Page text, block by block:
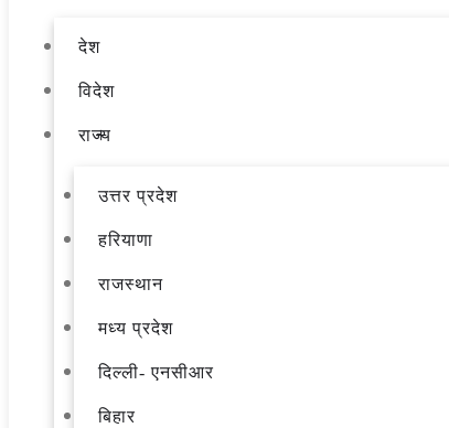
देश
विदेश
राज्य
उत्तर प्रदेश
हरियाणा
राजस्थान
मध्य प्रदेश
दिल्ली- एनसीआर
बिहार